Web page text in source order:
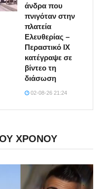
άνδρα που
πνιγόταν στην
πλατεία
Ελευθερίας –
Περαστικό ΙΧ
κατέγραψε σε
βίντεο τη
διάσωση
02-08-26 21:24
ΧΡΟΝΟΥ